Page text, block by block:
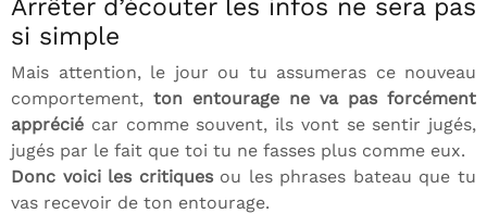
Arrêter d’écouter les infos ne sera pas
si simple
Mais attention, le jour ou tu assumeras ce nouveau
comportement, ton entourage ne va pas forcément
apprécié car comme souvent, ils vont se sentir jugés,
jugés par le fait que toi tu ne fasses plus comme eux.
Donc voici les critiquesou les phrases bateau que tu
vas recevoir de ton entourage.